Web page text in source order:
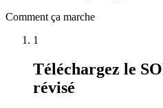
Comment ça marche
1
Téléchargez le
révisé